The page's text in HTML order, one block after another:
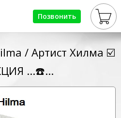
Позвонить
/ Артист Хилма ☑️
...☎️...